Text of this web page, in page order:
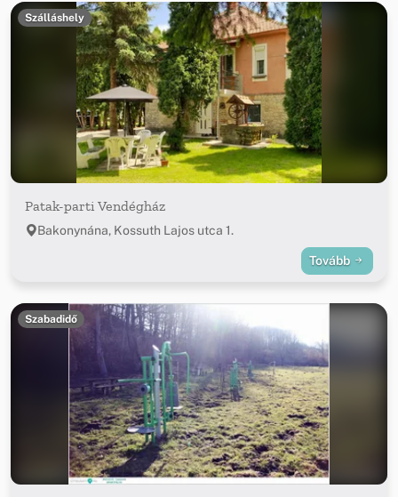
Szálláshely
Patak-parti Vendégház
Bakonynána, Kossuth Lajos utca 1.
Tovább
Szabadidő